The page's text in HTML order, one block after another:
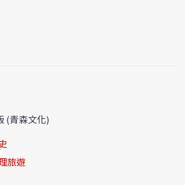
(青森文化)
旅遊